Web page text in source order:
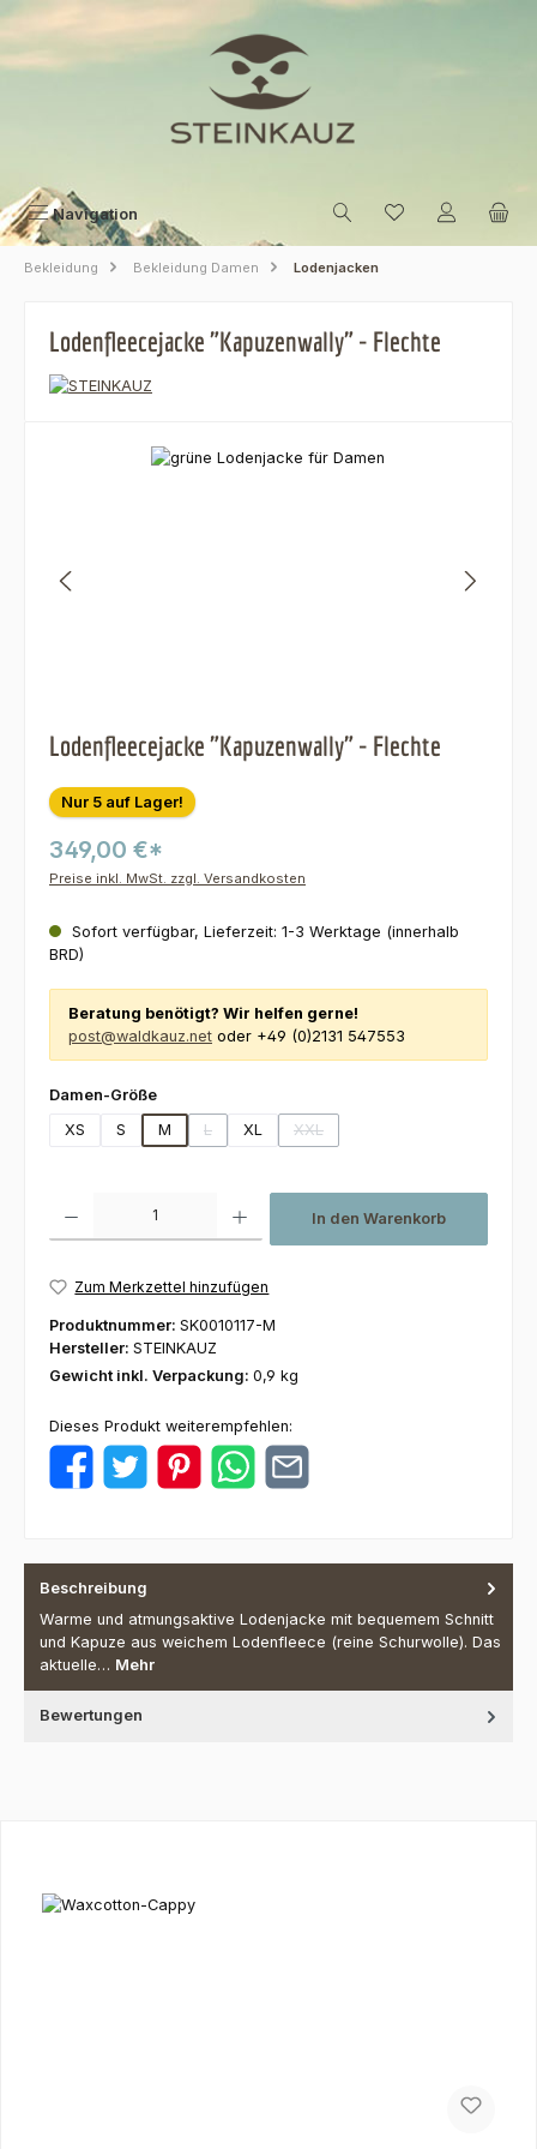
Zum Hauptinhalt springen
Navigation
Bekleidung Bekleidung Damen Lodenjacken
Lodenfleecejacke "Kapuzenwally" - Flechte
Bildergalerie überspringen
Lodenfleecejacke "Kapuzenwally" - Flechte
Nur 5 auf Lager!
349,00 €*
Preise inkl. MwSt. zzgl. Versandkosten
Sofort verfügbar, Lieferzeit: 1-3 Werktage (innerhalb
BRD)
Beratung benötigt? Wir helfen gerne!
post@waldkauz.net oder +49 (0)2131 547553
Damen-Größeauswählen
XS
S M L
(Diese Option ist zurzeit nicht verfügbar.)
XL XXL
(Diese Option ist zurzeit nicht
In den Warenkorb
Zum Merkzettel hinzufügen
Produktnummer: SK0010117-M
Hersteller: STEINKAUZ
Gewicht inkl. Verpackung: 0,9 kg
Dieses Produkt weiterempfehlen:
Beschreibung
Warme und atmungsaktive Lodenjacke mit bequemem Schnitt
und Kapuze aus weichem Lodenfleece (reine Schurwolle). Das
aktuelle… Mehr
Bewertungen